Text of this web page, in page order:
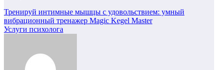
Навигация
по
Тренируй интимные мышцы с удовольствием: умный
вибрационный тренажер Magic Kegel Master
Услуги психолога